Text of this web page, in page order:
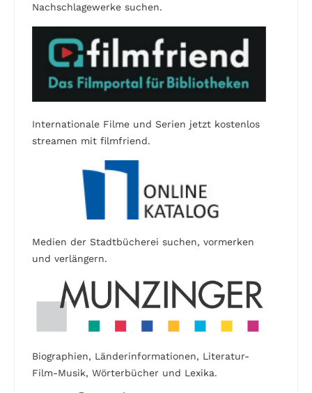
Nachschlagewerke suchen.
Internationale Filme und Serien jetzt kostenlos
streamen mit filmfriend.
Medien der Stadtbücherei suchen, vormerken
und verlängern.
Biographien, Länderinformationen, Literatur-
Film-Musik, Wörterbücher und Lexika.